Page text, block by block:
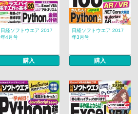
日経ソフトウエア 2017
年4月号
購入
日経ソフトウエア 2017
年3月号
購入